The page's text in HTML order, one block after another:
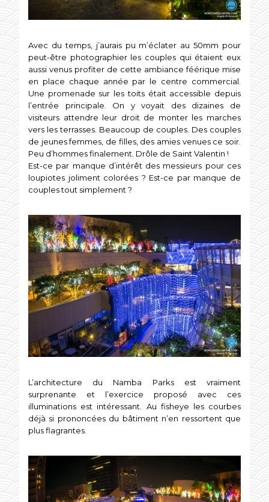
Avec du temps, j’aurais pu m’éclater au 50mm pour
peut-être photographier les couples qui étaient eux
aussi venus profiter de cette ambiance féérique mise
en place chaque année par le centre commercial.
Une promenade sur les toits était accessible depuis
l’entrée principale. On y voyait des dizaines de
visiteurs attendre leur droit de monter les marches
vers les terrasses. Beaucoup de couples. Des couples
de jeunes femmes, de filles, des amies venues ce soir.
Peu d’hommes finalement. Drôle de Saint Valentin !
Est-ce par manque d’intérêt des messieurs pour ces
loupiotes joliment colorées ? Est-ce par manque de
couples tout simplement ?
L’architecture du Namba Parks est vraiment
surprenante et l’exercice proposé avec ces
illuminations est intéressant. Au fisheye les courbes
déjà si prononcées du bâtiment n’en ressortent que
plus flagrantes.